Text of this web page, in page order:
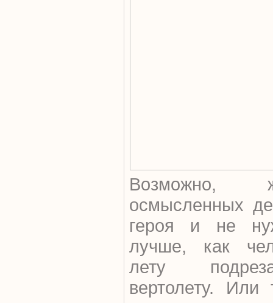
Возможно,
осмысленных
героя и не
лучше, как
лету
вертолету. Или